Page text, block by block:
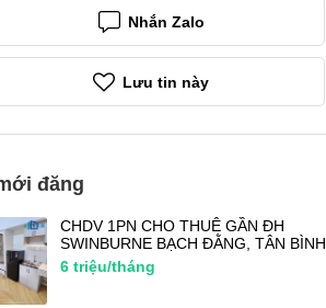
Nhắn Zalo
Lưu tin này
đăng
CHDV 1PN CHO THUÊ GẦN ĐH
SWINBURNE BẠCH ĐẰNG, TÂN BÌNH
6 triệu/tháng